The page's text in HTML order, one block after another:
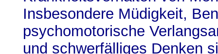
Insbesondere Müdigkeit,
psychomotorische
und schwerfälliges Denken